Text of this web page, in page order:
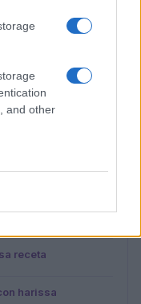
and other
con técnicas
receta
harissa